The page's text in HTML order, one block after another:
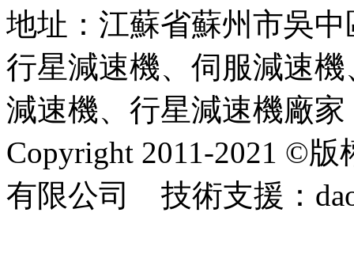
地址：江蘇省蘇州市吳
行星減速機、伺服減速
減速機、行星減速機廠家
Copyright 2011-2021 ©
有限公司 技術支援：